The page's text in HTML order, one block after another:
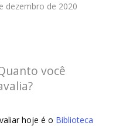
dezembro de 2020
você
hoje é o Biblioteca